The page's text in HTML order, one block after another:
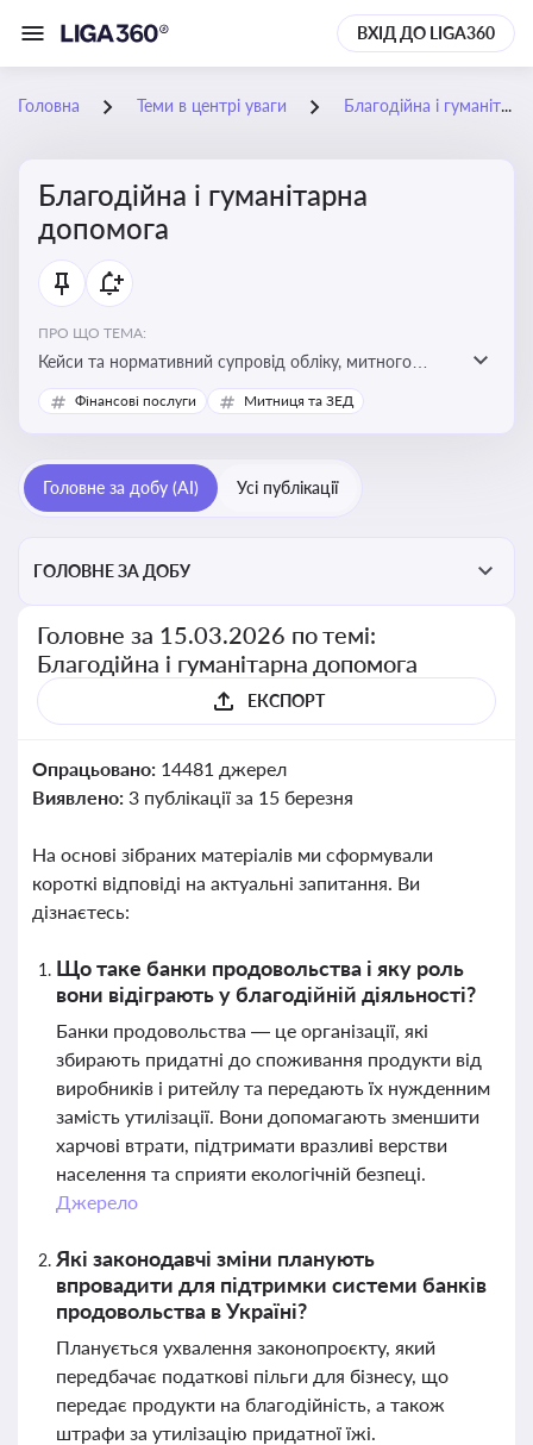
ВХІД ДО LIGA360
Головна Теми в центрі уваги Благодійна і гуманітарна допомога
Благодійна і гуманітарна
допомога
ПРО ЩО ТЕМА:
Кейси та нормативний супровід обліку, митного
оформлення, контролю та утилізації гуманітарної або
благодійної допомоги
Фінансові послуги Митниця та ЗЕД
Головне за добу (AI) Усі публікації
ГОЛОВНЕ ЗА ДОБУ
Головне за 15.03.2026 по темі:
Благодійна і гуманітарна допомога
ЕКСПОРТ
Опрацьовано: 14481 джерел
Виявлено: 3 публікації за 15 березня
На основі зібраних матеріалів ми сформували
короткі відповіді на актуальні запитання. Ви
дізнаєтесь:
Що таке банки продовольства і яку роль
вони відіграють у благодійній діяльності?
Банки продовольства — це організації, які
збирають придатні до споживання продукти від
виробників і ритейлу та передають їх нужденним
замість утилізації. Вони допомагають зменшити
харчові втрати, підтримати вразливі верстви
населення та сприяти екологічній безпеці.
Джерело
Які законодавчі зміни планують
впровадити для підтримки системи банків
продовольства в Україні?
Планується ухвалення законопроєкту, який
передбачає податкові пільги для бізнесу, що
передає продукти на благодійність, а також
штрафи за утилізацію придатної їжі.